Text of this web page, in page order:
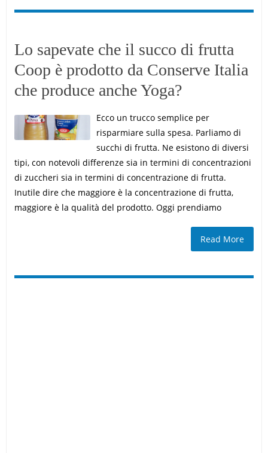
Lo sapevate che il succo di frutta
Coop è prodotto da Conserve Italia
che produce anche Yoga?
Ecco un trucco semplice per
risparmiare sulla spesa. Parliamo di
succhi di frutta. Ne esistono di diversi
tipi, con notevoli differenze sia in termini di concentrazioni
di zuccheri sia in termini di concentrazione di frutta.
Inutile dire che maggiore è la concentrazione di frutta,
maggiore è la qualità del prodotto. Oggi prendiamo
Read More